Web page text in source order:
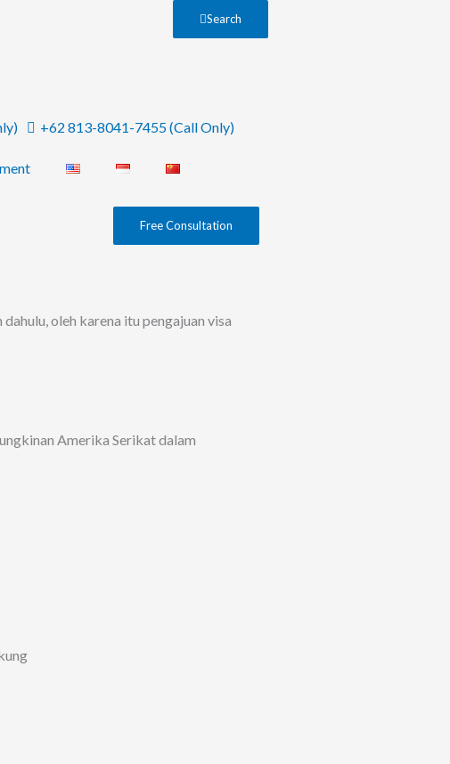
Search
+62 813-8041-7455 (Call Only)
Free Consultation
oleh karena itu pengajuan visa
Amerika Serikat dalam